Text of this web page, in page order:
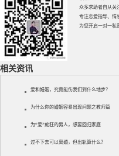
众多求助者自从关
专注恋爱指导、 情
为您开启一对一私
相关资讯
爱和婚姻，究竟能伤我们到什么地步？
为什么你的婚姻容易出现问题之教师篇
为“爱”痴狂的男人，想要回归家庭
过不下去可以离婚，但出轨算什么？